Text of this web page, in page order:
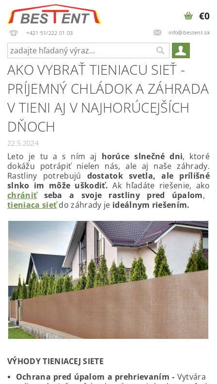
+421 51/222 01 03 info@bestent.sk
€0
AKO VYBRAŤ TIENIACU SIEŤ -
PRÍJEMNÝ CHLÁDOK A ZÁHRADA
V TIENI AJ V NAJHORÚCEJŠÍCH
DŇOCH
22.5.2024
Leto je tu a s ním aj horúce slnečné dni, ktoré
dokážu potrápiť nielen nás, ale aj naše záhrady.
Rastliny potrebujú dostatok svetla, ale prílišné
slnko im môže uškodiť.Ak hľadáte riešenie, ako
chrániťseba a svoje rastliny pred úpalom,
tieniaca sieťdo záhrady je ideálnym riešením.
VÝHODY TIENIACEJ SIETE
Ochrana pred úpalom a prehrievaním - Vytvára